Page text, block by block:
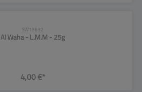
SW13632
Al Waha - L.M.M - 25g
4,00 €*